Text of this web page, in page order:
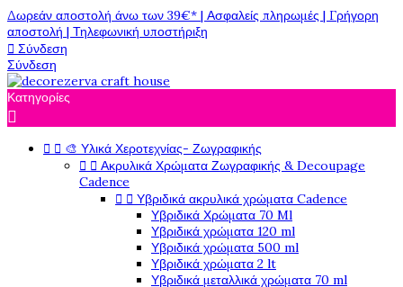
Δωρεάν αποστολή άνω των 39€* | Ασφαλείς πληρωμές | Γρήγορη
αποστολή | Τηλεφωνική υποστήριξη
 Σύνδεση
Σύνδεση
Κατηγορίες

  🎨 Υλικά Χεροτεχνίας- Ζωγραφικής
  Ακρυλικά Χρώματα Ζωγραφικής & Decoupage
Cadence
  Υβριδικά ακρυλικά χρώματα Cadence
Υβριδικά Χρώματα 70 Ml
Υβριδικά χρώματα 120 ml
Υβριδικά χρώματα 500 ml
Υβριδικά χρώματα 2 lt
Υβριδικά μεταλλικά χρώματα 70 ml